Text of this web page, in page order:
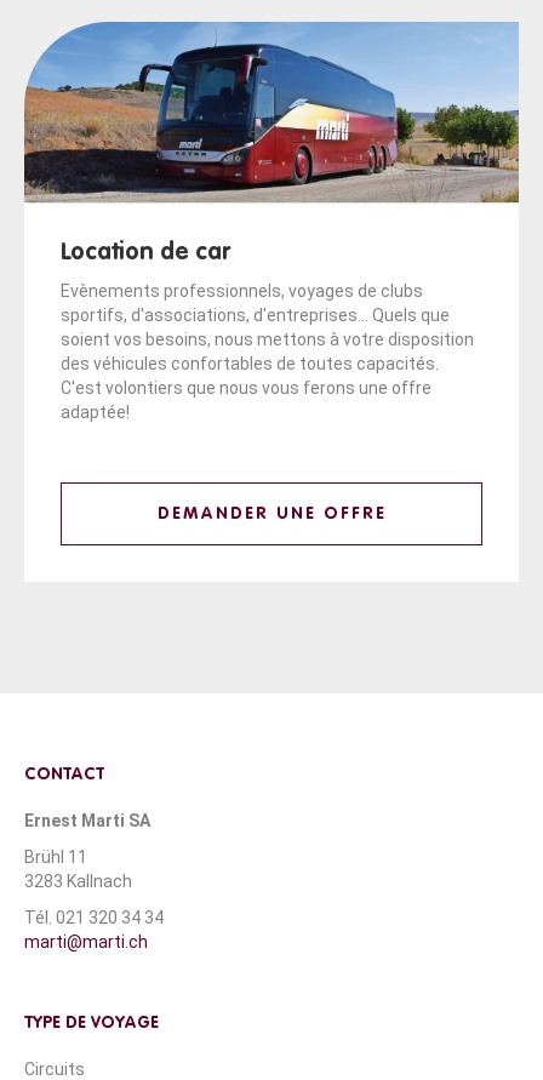
Location de car
Evènements professionnels, voyages de clubs
sportifs, d'associations, d'entreprises... Quels que
soient vos besoins, nous mettons à votre disposition
des véhicules confortables de toutes capacités.
C'est volontiers que nous vous ferons une offre
adaptée!
DEMANDER UNE OFFRE
CONTACT
Ernest Marti SA
Brühl 11
3283 Kallnach
Tél. 021 320 34 34
marti@marti.ch
TYPE DE VOYAGE
Circuits